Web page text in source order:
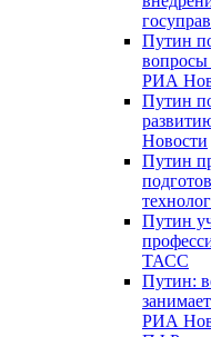
Путин
РИА
Путин
Новости
Путин
Путин
ТАСС
Путин:
РИА